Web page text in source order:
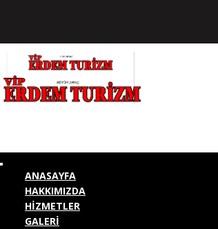
ANASAYFA
HAKKIMIZDA
HİZMETLER
GALERİ